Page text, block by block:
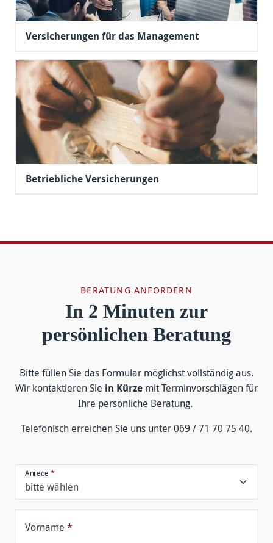
Versicherungen für das Management
Betriebliche Versicherungen
BERATUNG ANFORDERN
In 2 Minuten zur
persönlichen Beratung
Bitte füllen Sie das For­mular mög­lichst voll­ständig aus.
Wir kontakt­ieren Sie in Kürze mit Termin­vor­schlägen für
Ihre persön­liche Be­ratung.
Tele­fonisch er­reichen Sie uns unter 069 / 71 70 75 40.
Anrede*
Vorname *